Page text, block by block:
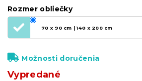
Vypredané
Rozmer obliečky
70 x 90 cm | 140 x 200 cm
Možnosti doručenia